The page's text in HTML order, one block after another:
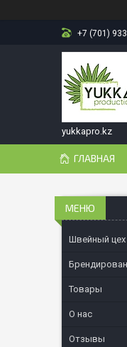
+7 (701)
yukkapro.kz
ГЛАВНАЯ
Швейный цех
Товары
О нас
Отзывы